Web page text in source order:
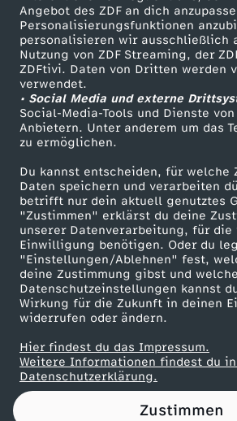
Angebot des ZDF an dich
Personalisierungsfunktionen
personalisieren wir ausschließlich
Nutzung von ZDF Streaming, der
ZDFtivi. Daten von Dritten werden
verwendet.
• Social Media und externe
Social-Media-Tools und Dienste
Anbietern. Unter anderem um das
zu ermöglichen.
Du kannst entscheiden, für welche
Daten speichern und verarbeiten
betrifft nur dein aktuell genutztes
"Zustimmen" erklärst du deine
unserer Datenverarbeitung, für die
Einwilligung benötigen. Oder du
"Einstellungen/Ablehnen" fest,
deine Zustimmung gibst und
Datenschutzeinstellungen kannst
Wirkung für die Zukunft in deinen
widerrufen oder ändern.
Hier findest du das Impressum.
Weitere Informationen findest du
Datenschutzerklärung.
Zustimmen
g
i
b
t
e
s
b
a
l
d
TV-Programm
ZDF Unternehmen
Karriere
ZDF goes Schule
Werbefernsehen
Mainzelmännchen
Partner